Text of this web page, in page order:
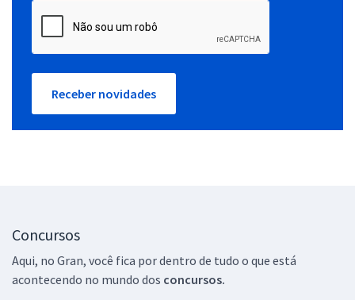
Receber novidades
Concursos
Aqui, no Gran, você fica por dentro de tudo o que está
acontecendo no mundo dos concursos.